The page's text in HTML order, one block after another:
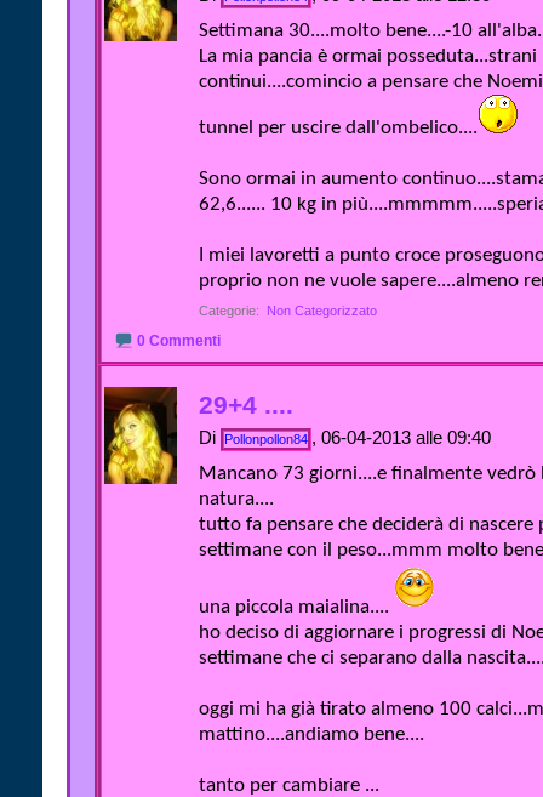
Settimana 30....molto bene....-10
La mia pancia è ormai
continui....comincio a pensare che
tunnel per uscire dall'ombelico....
Sono ormai in aumento
62,6...... 10 kg in
I miei lavoretti a punto croce
proprio non ne vuole sapere....almeno
Categorie Non Categorizzato
0 Commenti
29+4 ....
Di Pollonpollon84 , 06-04-2013 alle 09:40
Mancano 73 giorni....e finalmente vedrò
natura....
tutto fa pensare che deciderà di nascere
settimane con il peso...mmm molto
una piccola maialina....
ho deciso di aggiornare i progressi di
settimane che ci separano dalla
oggi mi ha già tirato almeno 100
mattino....andiamo bene....
tanto per cambiare ...